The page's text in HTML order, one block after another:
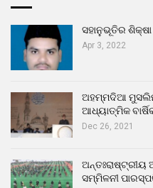
ସହାନୁଭୂତିର
Apr 3, 2022
ଅହମ୍ମଦିଆ ମୁସଲିମ
ଆଧ୍ୟାତ୍ମିକ
Dec 26, 2021
ଅନ୍ତଃରାଷ୍ଟ୍ରୀୟ
ସମ୍ମିଳନୀ